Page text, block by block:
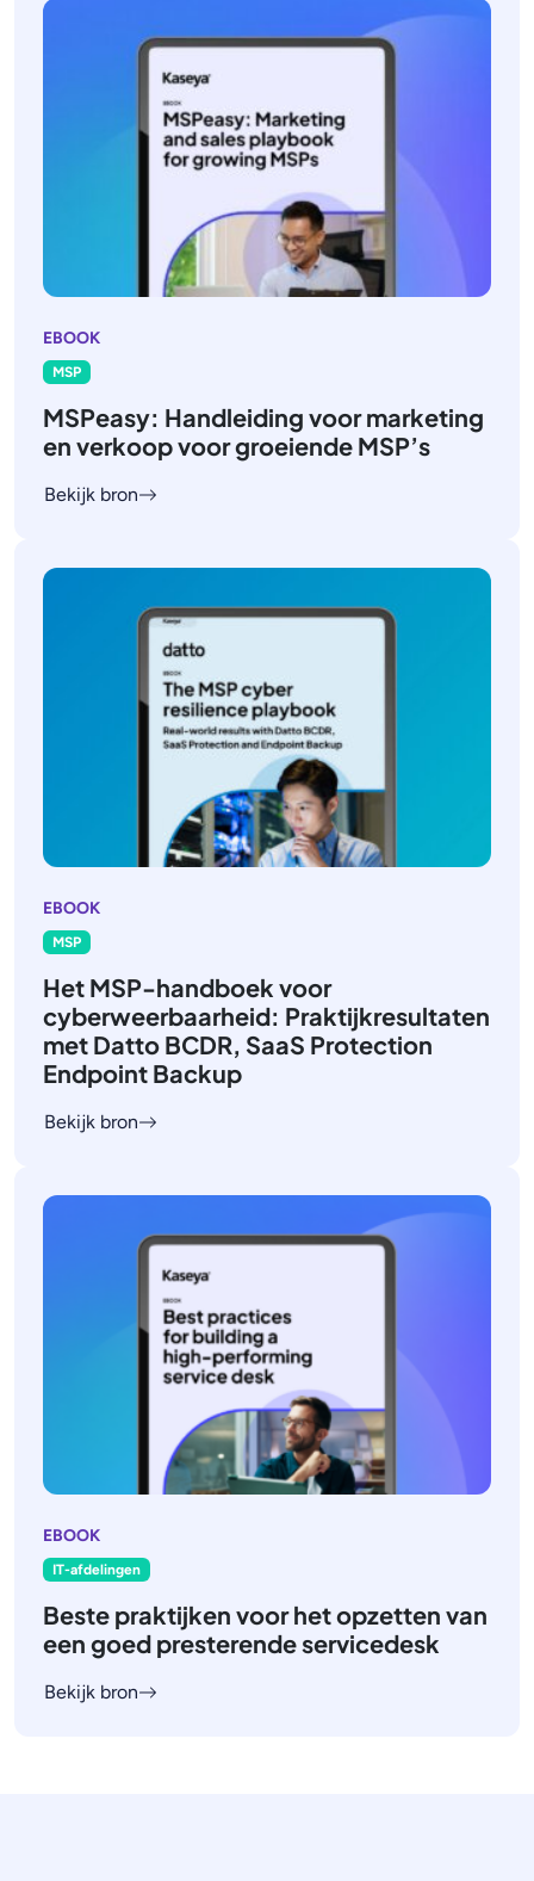
EBOOK
MSP
MSPeasy: Handleiding voor marketing
en verkoop voor groeiende MSP’s
Bekijk bron
EBOOK
MSP
Het MSP-handboek voor
cyberweerbaarheid: Praktijkresultaten
met Datto BCDR, SaaS Protection
Endpoint Backup
Bekijk bron
EBOOK
IT-afdelingen
Beste praktijken voor het opzetten van
een goed presterende servicedesk
Bekijk bron